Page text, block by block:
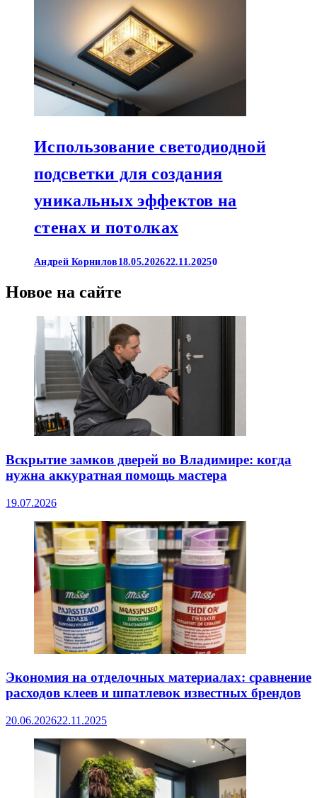
Использование светодиодной
подсветки для создания
уникальных эффектов на
стенах и потолках
Андрей Корнилов 18.05.202622.11.20250
Новое на сайте
Вскрытие замков дверей во Владимире: когда
нужна аккуратная помощь мастера
19.07.2026
Экономия на отделочных материалах: сравнение
расходов клеев и шпатлевок известных брендов
20.06.202622.11.2025